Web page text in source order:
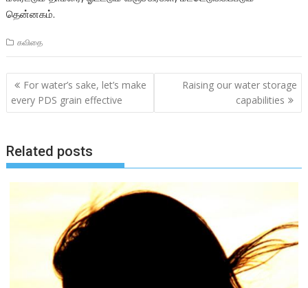
தென்னகம்.
கவிதை
Post
navigation
For water’s sake, let’s make
every PDS grain effective
Raising our water storage
capabilities
Related posts